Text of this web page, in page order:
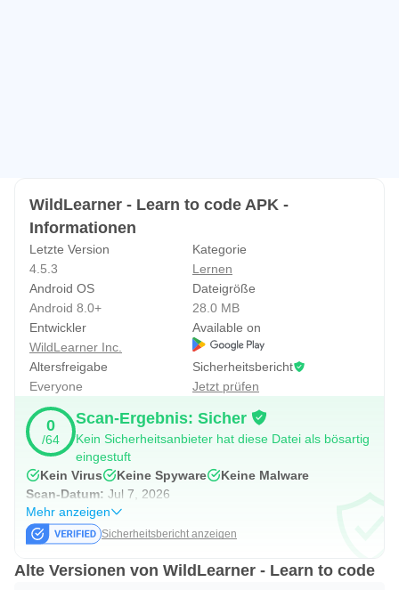
WildLearner - Learn to code APK -
Informationen
Letzte Version
4.5.3
Kategorie
Lernen
Android OS
Android 8.0+
Dateigröße
28.0 MB
Entwickler
WildLearner Inc.
Available on
Altersfreigabe
Everyone
Sicherheitsbericht
Jetzt prüfen
0
/64
Scan-Ergebnis: Sicher
Kein Sicherheitsanbieter hat diese Datei als bösartig
eingestuft
Kein Virus
Keine Spyware
Keine Malware
Scan-Datum: Jul 7, 2026
Mehr anzeigen
Sicherheitsbericht anzeigen
Alte Versionen von WildLearner - Learn to code